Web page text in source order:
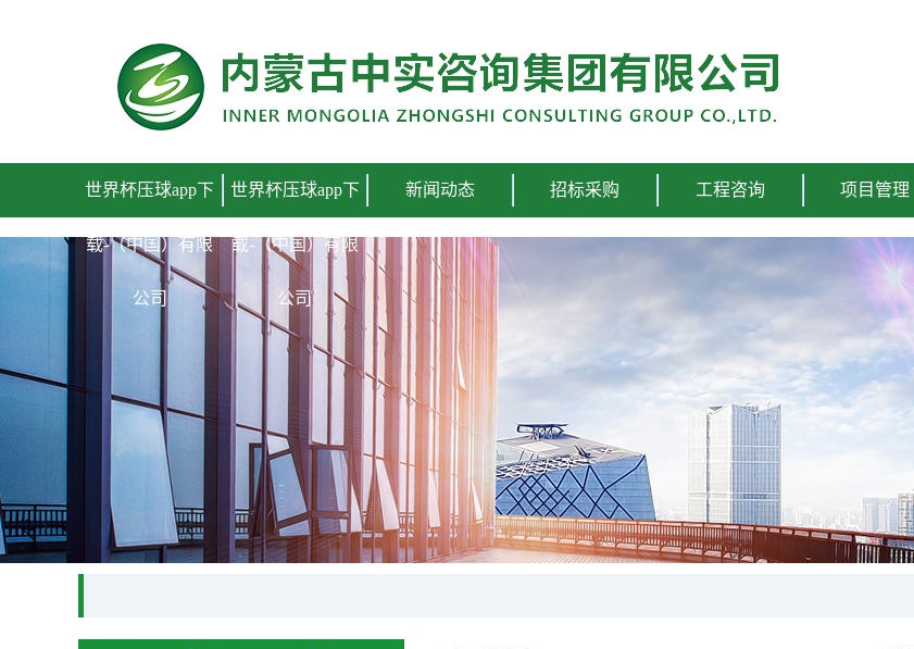
世界杯压球app下
载-（中国）有限
公司
世界杯压球app下
载-（中国）有限
公司
新闻动态 招标采购 工程咨询 项目管理